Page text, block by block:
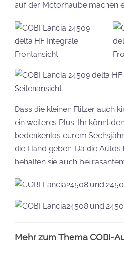
auf der Motorhaube machen
Dass die kleinen Flitzer auch
ein weiteres Plus. Ihr könnt
bedenkenlos eurem
die Hand geben. Da die
behalten sie auch bei
Mehr zum Thema COBI-